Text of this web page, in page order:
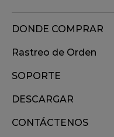
DONDE COMPRAR
Rastreo de Orden
SOPORTE
DESCARGAR
CONTÁCTENOS